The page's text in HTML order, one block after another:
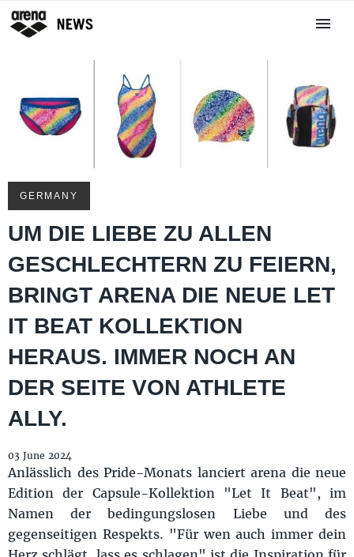
GERMANY
UM DIE LIEBE ZU ALLEN
GESCHLECHTERN ZU FEIERN,
BRINGT ARENA DIE NEUE LET
IT BEAT KOLLEKTION
HERAUS. IMMER NOCH AN
DER SEITE VON ATHLETE
ALLY.
03 June 2024
Anlässlich des Pride-Monats lanciert arena die neue
Edition der Capsule-Kollektion "Let It Beat", im
Namen der bedingungslosen Liebe und des
gegenseitigen Respekts. "Für wen auch immer dein